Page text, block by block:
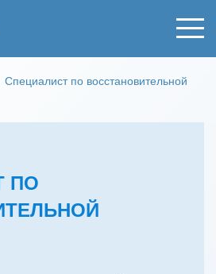
Cпециалист по восстановительной
ПО